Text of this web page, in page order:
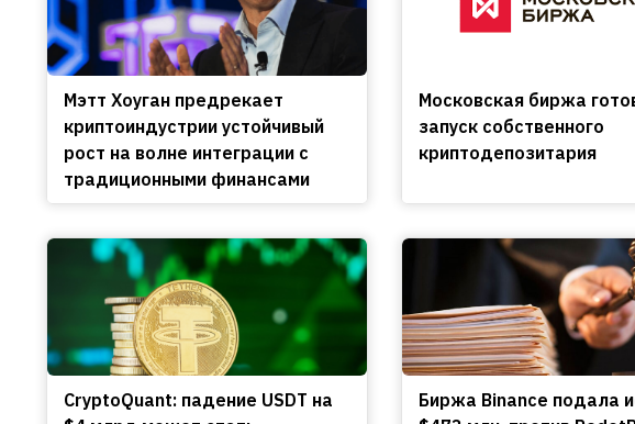
Мэтт Хоуган предрекает
криптоиндустрии устойчивый
рост на волне интеграции с
традиционными финансами
Московская биржа
запуск собственного
криптодепозитария
CryptoQuant: падение USDT на
Биржа Binance подала